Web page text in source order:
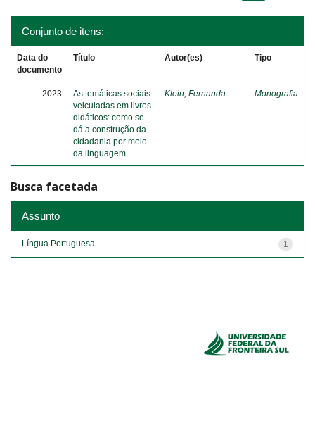
Conjunto de itens:
Data do
documento
Título Autor(es) Tipo
2023
As temáticas sociais
veiculadas em livros
didáticos: como se
dá a construção da
cidadania por meio
da linguagem
Klein, Fernanda Monografia
Busca facetada
Assunto
1
Língua Portuguesa